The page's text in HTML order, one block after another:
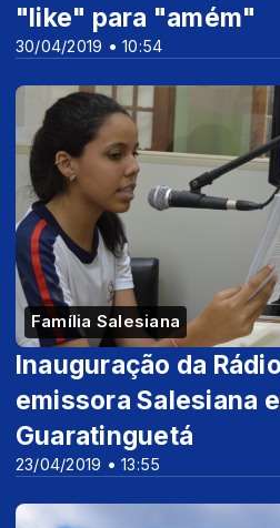
30/04/2019 • 10:54
"like" para "amém"
Família Salesiana
23/04/2019 • 13:55
Inauguração da
emissora Salesiana
Guaratinguetá